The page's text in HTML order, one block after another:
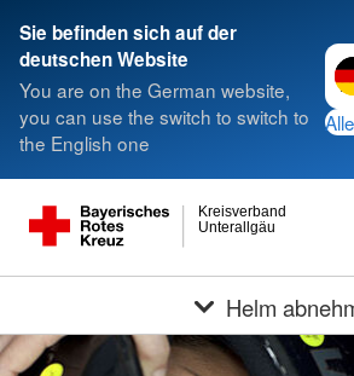
Sie befinden sich auf der
deutschen Website
You are on the German website,
you can use the switch to switch to
the English one
Unterallgäu
Kreisverband
Helm